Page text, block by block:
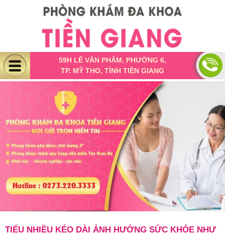
59H LÊ VĂN PHẨM, PHƯỜNG 6,
TP. MỸ THO, TỈNH TIỀN GIANG
TIỂU NHIỀU KÉO DÀI ẢNH HƯỞNG SỨC KHỎE NHƯ